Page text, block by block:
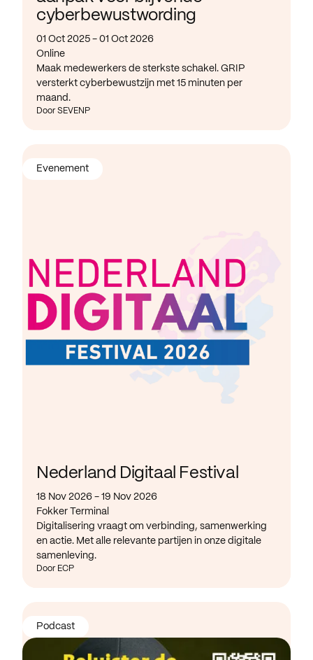
cyberbewustwording
01 Oct 2025 - 01 Oct 2026
Online
Maak medewerkers de sterkste schakel. GRIP
versterkt cyberbewustzijn met 15 minuten per
maand.
Door SEVENP
Nederland Digitaal Festival
18 Nov 2026 - 19 Nov 2026
Fokker Terminal
Digitalisering vraagt om verbinding, samenwerking
en actie. Met alle relevante partijen in onze digitale
samenleving.
Door ECP
Evenement
Podcast